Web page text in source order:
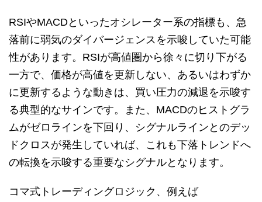
RSIやMACDといったオシレーター系の指標も、急
落前に弱気のダイバージェンスを示唆していた可能
性があります。RSIが高値圏から徐々に切り下がる
一方で、価格が高値を更新しない、あるいはわずか
に更新するような動きは、買い圧力の減退を示唆す
る典型的なサインです。また、MACDのヒストグラ
ムがゼロラインを下回り、シグナルラインとのデッ
ドクロスが発生していれば、これも下落トレンドへ
の転換を示唆する重要なシグナルとなります。
コマ式トレーディングロジック、例えば